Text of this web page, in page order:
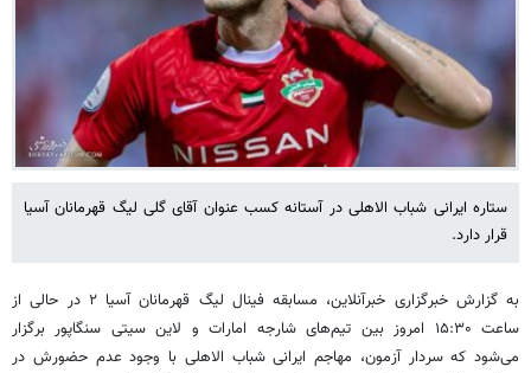
ستاره ایرانی شباب الاهلی در آستانه کسب عنوان آقای گلی لیگ قهرمانان آسیا
قرار دارد.
به گزارش خبرگزاری خبرآنلاین، مسابقه فینال لیگ قهرمانان آسیا ۲ در حالی از
ساعت ۱۵:۳۰ امروز بین تیم‌های شارجه امارات و لاین سیتی سنگاپور برگزار
می‌شود که سردار آزمون، مهاجم ایرانی شباب الاهلی با وجود عدم حضورش در